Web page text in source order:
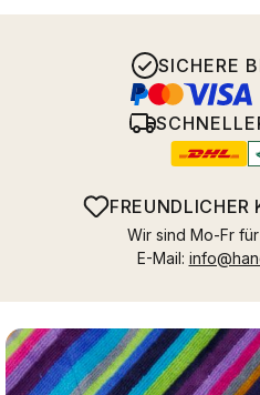
SICHERE
FREUNDLICHER
Wir sind Mo-Fr
E-Mail: